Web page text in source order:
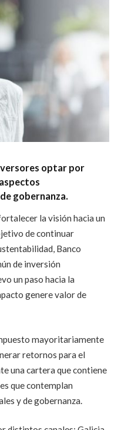
optar por
gobernanza.
la visión hacia un
de continuar
Banco
de inversión
un paso hacia la
genere valor de
mayoritariamente
retornos para el
una cartera que contiene
que contemplan
y de gobernanza.